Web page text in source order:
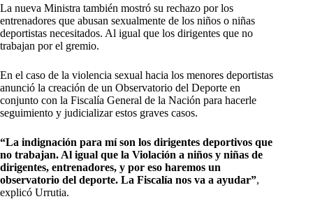
La nueva Ministra también mostró su rechazo por los
entrenadores que abusan sexualmente de los niños o niñas
deportistas necesitados. Al igual que los dirigentes que no
trabajan por el gremio.
En el caso de la violencia sexual hacia los menores deportistas
anunció la creación de un Observatorio del Deporte en
conjunto con la Fiscalía General de la Nación para hacerle
seguimiento y judicializar estos graves casos.
“La indignación para mí son los dirigentes deportivos que
no trabajan. Al igual que la Violación a niños y niñas de
dirigentes, entrenadores, y por eso haremos un
observatorio del deporte. La Fiscalía nos va a ayudar”,
explicó Urrutia.